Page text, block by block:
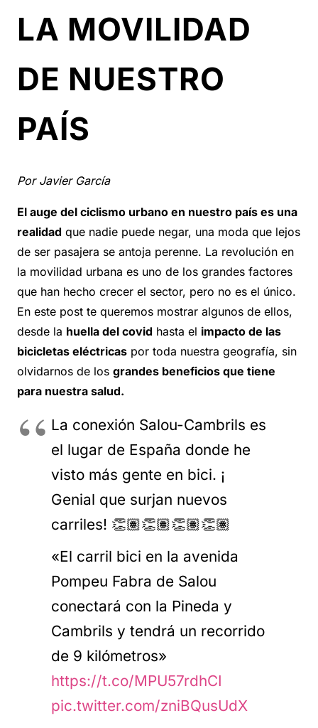
LA MOVILIDAD
DE NUESTRO
PAÍS
Por Javier García
El auge del ciclismo urbano en nuestro país es una
realidad que nadie puede negar, una moda que lejos
de ser pasajera se antoja perenne. La revolución en
la movilidad urbana es uno de los grandes factores
que han hecho crecer el sector, pero no es el único.
En este post te queremos mostrar algunos de ellos,
desde la huella del covid hasta el impacto de las
bicicletas eléctricas por toda nuestra geografía, sin
olvidarnos de los grandes beneficios que tiene
para nuestra salud.
La conexión Salou-Cambrils es
el lugar de España donde he
visto más gente en bici. ¡
Genial que surjan nuevos
carriles! 👏🏽👏🏽👏🏽👏🏽
«El carril bici en la avenida
Pompeu Fabra de Salou
conectará con la Pineda y
Cambrils y tendrá un recorrido
de 9 kilómetros»
https://t.co/MPU57rdhCI
pic.twitter.com/zniBQusUdX